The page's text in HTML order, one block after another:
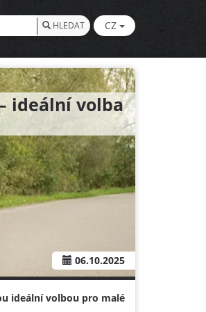
HLEDAT CZ
ideální volba
06.10.2025
ideální volbou pro malé